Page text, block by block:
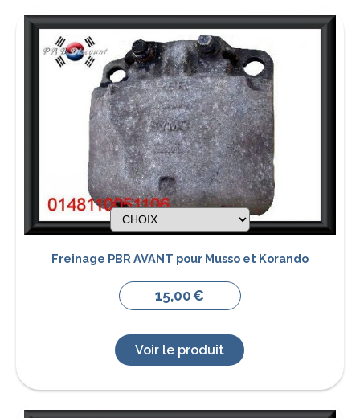
Freinage PBR AVANT pour Musso et Korando
15,00€
Voir le produit